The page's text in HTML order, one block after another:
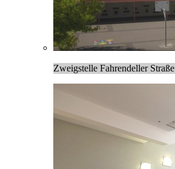
Zweigstelle Fahrendeller Straße